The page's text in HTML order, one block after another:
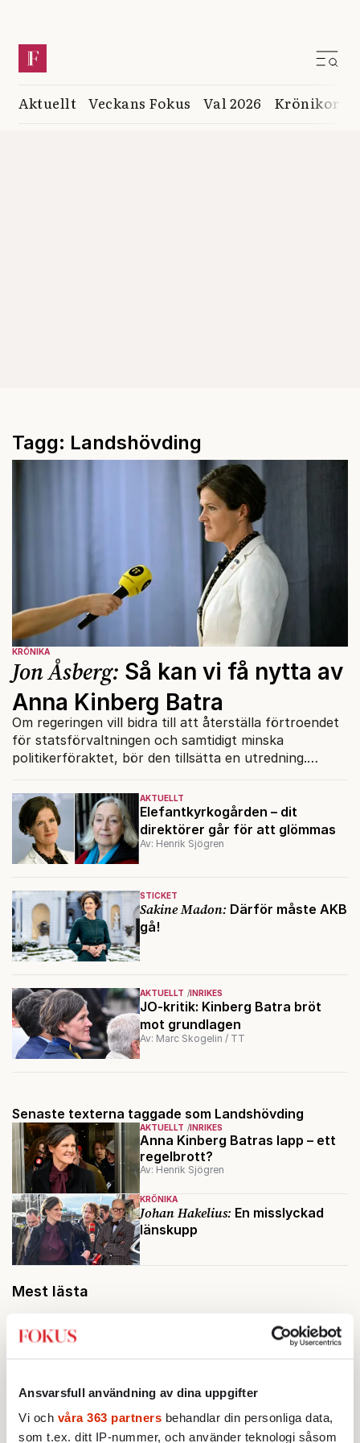
Ansvarsfull användning av dina uppgifter
Vi och våra 363 partners behandlar din personliga data,
som t.ex. ditt IP-nummer, och använder teknologi såsom
Aktuellt Veckans Fokus Val 2026 Krönikor
Tagg: Landshövding
AKTUELLT
Elefantkyrkogården – dit
direktörer går för att glömmas
Av: Henrik Sjögren
STICKET
Sakine Madon: Därför måste AKB
gå!
AKTUELLT INRIKES
JO-kritik: Kinberg Batra bröt
mot grundlagen
Av: Marc Skogelin / TT
KRÖNIKA
Jon Åsberg: Så kan vi få nytta av
Anna Kinberg Batra
Om regeringen vill bidra till att återställa förtroendet
för statsförvaltningen och samtidigt minska
politikerföraktet, bör den tillsätta en utredning.
sin tid på elefantkyrkogården?
Senaste texterna taggade som Landshövding
AKTUELLT INRIKES
Anna Kinberg Batras lapp – ett
regelbrott?
Av: Henrik Sjögren
KRÖNIKA
Johan Hakelius: En misslyckad
länskupp
Mest lästa